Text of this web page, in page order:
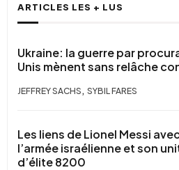
ARTICLES LES + LUS
Ukraine: la guerre par
Unis mènent sans relâche
JEFFREY SACHS , SYBIL FARES
Les liens de Lionel Messi
l’armée israélienne et son
d’élite 8200